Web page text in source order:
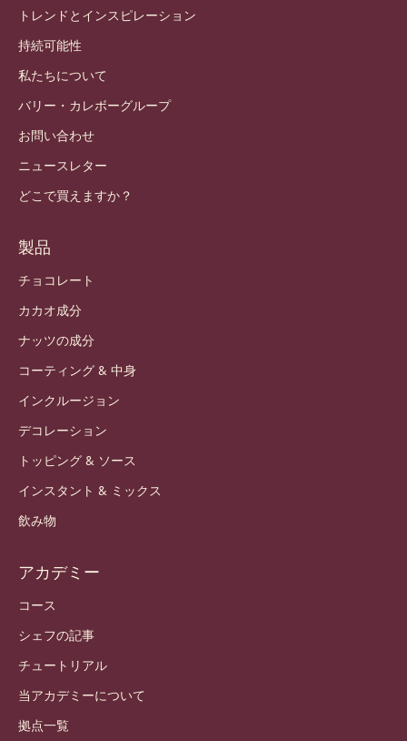
トレンドとインスピレーション
持続可能性
私たちについて
バリー・カレボーグループ
お問い合わせ
ニュースレター
どこで買えますか？
製品
チョコレート
カカオ成分
ナッツの成分
コーティング & 中身
インクルージョン
デコレーション
トッピング & ソース
インスタント & ミックス
飲み物
アカデミー
コース
シェフの記事
チュートリアル
当アカデミーについて
拠点一覧